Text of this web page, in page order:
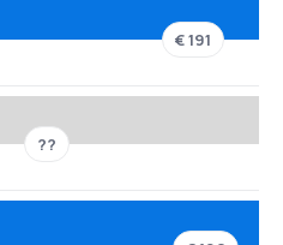
€ 191
??